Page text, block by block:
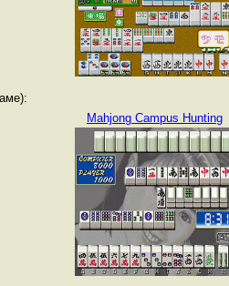
Mahjong Campus Hunting